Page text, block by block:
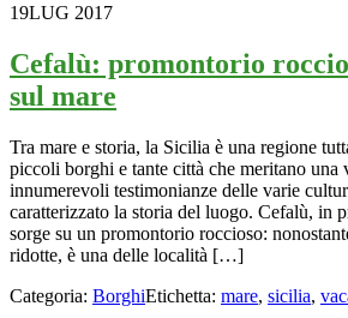
19LUG 2017
Cefalù: promontorio
sul mare
Tra mare e storia, la Sicilia è una regione
piccoli borghi e tante città che meritano una
innumerevoli testimonianze delle varie
caratterizzato la storia del luogo. Cefalù, in
sorge su un promontorio roccioso:
ridotte, è una delle località […]
Categoria: BorghiEtichetta: mare, sicilia,